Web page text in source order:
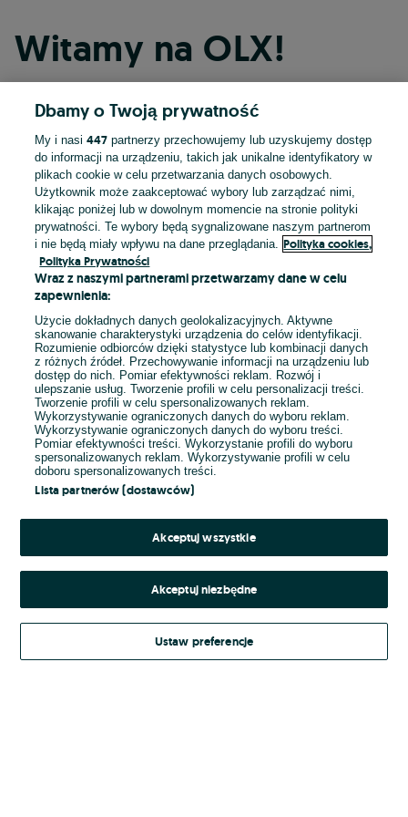
Witamy na OLX!
Kontynuuj przez Facebooka
Kontynuuj przez konto Apple
Kontynuuj przez konto Google
LUB
E-mail
Hasło
Kontynuując za pośrednictwem jednego z dostawców wskazanych powyżej,
Regulamin serwisu OLX.pl w jego aktualnym brzmieniu.
Dbamy o Twoją prywatność
My i nasi447 partnerzy przechowujemy lub uzyskujemy dostęp
do informacji na urządzeniu, takich jak unikalne identyfikatory w
plikach cookie w celu przetwarzania danych osobowych.
Użytkownik może zaakceptować wybory lub zarządzać nimi,
klikając poniżej lub w dowolnym momencie na stronie polityki
prywatności. Te wybory będą sygnalizowane naszym partnerom
i nie będą miały wpływu na dane przeglądania.
Polityka cookies,
Polityka Prywatności
Wraz z naszymi partnerami przetwarzamy dane w celu
zapewnienia:
Użycie dokładnych danych geolokalizacyjnych. Aktywne
skanowanie charakterystyki urządzenia do celów identyfikacji.
Rozumienie odbiorców dzięki statystyce lub kombinacji danych
z różnych źródeł. Przechowywanie informacji na urządzeniu lub
dostęp do nich. Pomiar efektywności reklam. Rozwój i
ulepszanie usług. Tworzenie profili w celu personalizacji treści.
Tworzenie profili w celu spersonalizowanych reklam.
Wykorzystywanie ograniczonych danych do wyboru reklam.
Wykorzystywanie ograniczonych danych do wyboru treści.
Pomiar efektywności treści. Wykorzystanie profili do wyboru
spersonalizowanych reklam. Wykorzystywanie profili w celu
doboru spersonalizowanych treści.
Lista partnerów (dostawców)
Akceptuj wszystkie
Akceptuj niezbędne
Ustaw preferencje